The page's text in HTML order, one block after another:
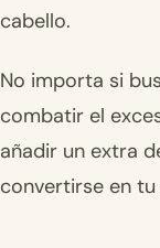
cabello.
No importa si
combatir el
añadir un extra
convertirse en